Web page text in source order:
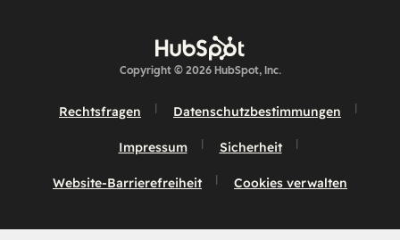
Copyright © 2026 HubSpot, Inc.
Rechtsfragen Datenschutzbestimmungen
Impressum Sicherheit
Website-Barrierefreiheit Cookies verwalten